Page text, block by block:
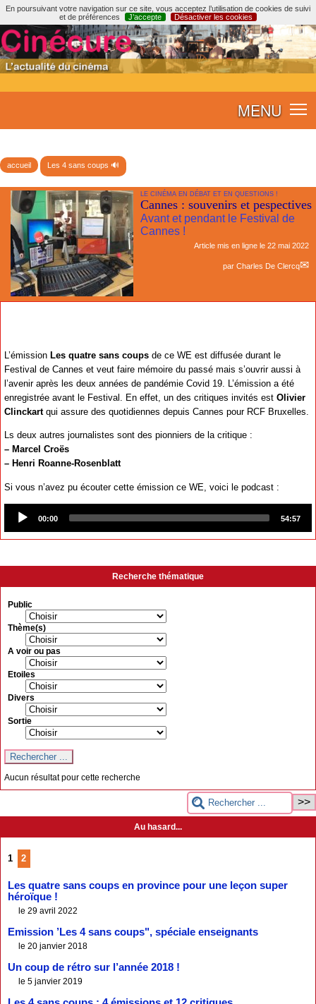
En poursuivant votre navigation sur ce site, vous acceptez l’utilisation de cookies de suivi
et de préférences
J’accepte Désactiver les cookies
MENU
accueil Les 4 sans coups 🔊
LE CINÉMA EN DÉBAT ET EN QUESTIONS !
Cannes : souvenirs et pespectives
Avant et pendant le Festival de
Cannes !
Article mis en ligne le 22 mai 2022
par Charles De Clercq
L’émission Les quatre sans coups de ce WE est diffusée durant le
Festival de Cannes et veut faire mémoire du passé mais s’ouvrir aussi à
l’avenir après les deux années de pandémie Covid 19. L’émission a été
enregistrée avant le Festival. En effet, un des critiques invités est Olivier
Clinckartqui assure des quotidiennes depuis Cannes pour RCF Bruxelles.
Ls deux autres journalistes sont des pionniers de la critique :
– Marcel Croës
– Henri Roanne-Rosenblatt
Si vous n’avez pu écouter cette émission ce WE, voici le podcast :
Player
00:00 54:57
Recherche thématique
Public
Thème(s)
A voir ou pas
Etoiles
Divers
Sortie
Aucun résultat pour cette recherche
Au hasard...
1 2
Les quatre sans coups en province pour une leçon super
héroïque !
le 29 avril 2022
Emission ’Les 4 sans coups", spéciale enseignants
le 20 janvier 2018
Un coup de rétro sur l’année 2018 !
le 5 janvier 2019